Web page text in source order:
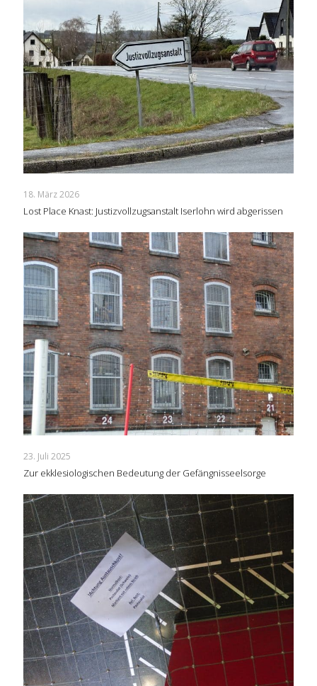
18. März 2026
Lost Place Knast: Justizvollzugsanstalt Iserlohn wird abgerissen
23. Juli 2025
Zur ekklesiologischen Bedeutung der Gefängnisseelsorge